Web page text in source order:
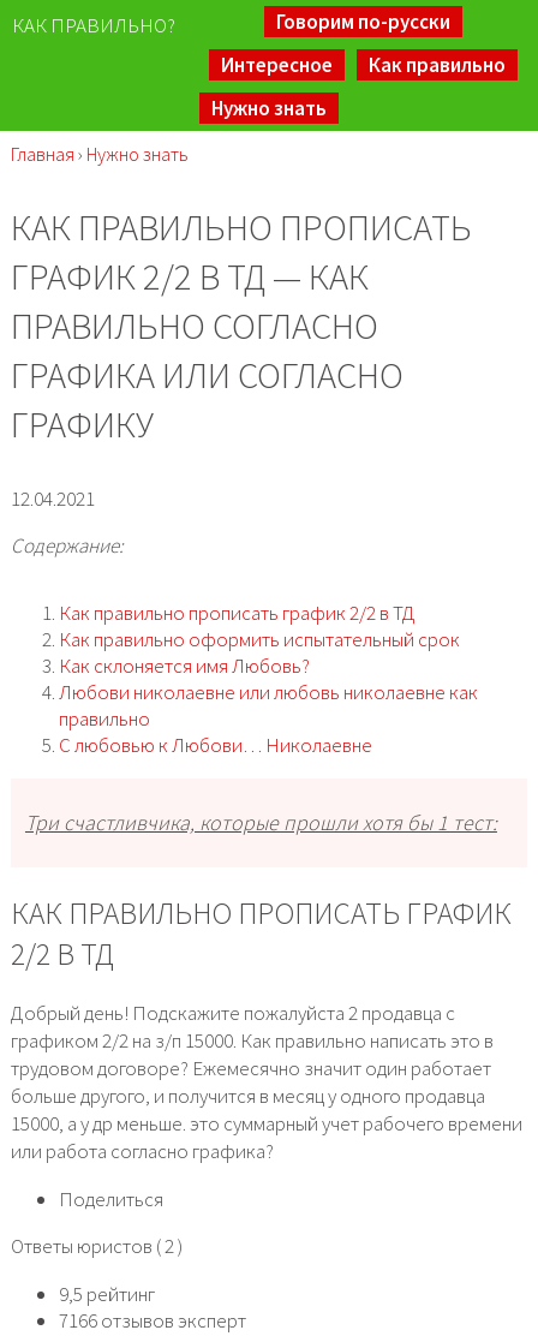
КАК ПРАВИЛЬНО?
Говорим по-русски
Интересное
Как правильно
Нужно знать
Главная › Нужно знать
КАК ПРАВИЛЬНО ПРОПИСАТЬ
ГРАФИК 2/2 В ТД — КАК
ПРАВИЛЬНО СОГЛАСНО
ГРАФИКА ИЛИ СОГЛАСНО
ГРАФИКУ
12.04.2021
Содержание:
Как правильно прописать график 2/2 в ТД
Как правильно оформить испытательный срок
Как склоняется имя Любовь?
Любови николаевне или любовь николаевне как
правильно
С любовью к Любови… Николаевне
Три счастливчика, которые прошли хотя бы 1 тест:
КАК ПРАВИЛЬНО ПРОПИСАТЬ ГРАФИК
2/2 В ТД
Добрый день! Подскажите пожалуйста 2 продавца с
графиком 2/2 на з/п 15000. Как правильно написать это в
трудовом договоре? Ежемесячно значит один работает
больше другого, и получится в месяц у одного продавца
15000, а у др меньше. это суммарный учет рабочего времени
или работа согласно графика?
Поделиться
Ответы юристов ( 2 )
9,5 рейтинг
7166 отзывов эксперт